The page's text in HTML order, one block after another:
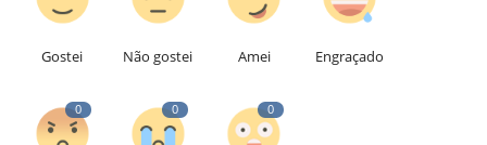
Gostei Não gostei Amei Engraçado
0 0 0